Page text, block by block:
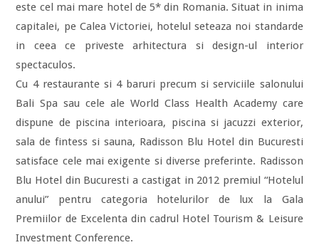
este cel mai mare hotel de 5* din Romania. Situat in inima
capitalei, pe Calea Victoriei, hotelul seteaza noi standarde
in ceea ce priveste arhitectura si design-ul interior
spectaculos.
Cu 4 restaurante si 4 baruri precum si serviciile salonului
Bali Spa sau cele ale World Class Health Academy care
dispune de piscina interioara, piscina si jacuzzi exterior,
sala de fintess si sauna, Radisson Blu Hotel din Bucuresti
satisface cele mai exigente si diverse preferinte. Radisson
Blu Hotel din Bucuresti a castigat in 2012 premiul “Hotelul
anului” pentru categoria hotelurilor de lux la Gala
Premiilor de Excelenta din cadrul Hotel Tourism & Leisure
Investment Conference.